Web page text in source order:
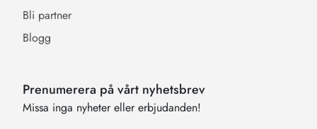
Bli partner
Blogg
Prenumerera på vårt nyhetsbrev
Missa inga nyheter eller erbjudanden!